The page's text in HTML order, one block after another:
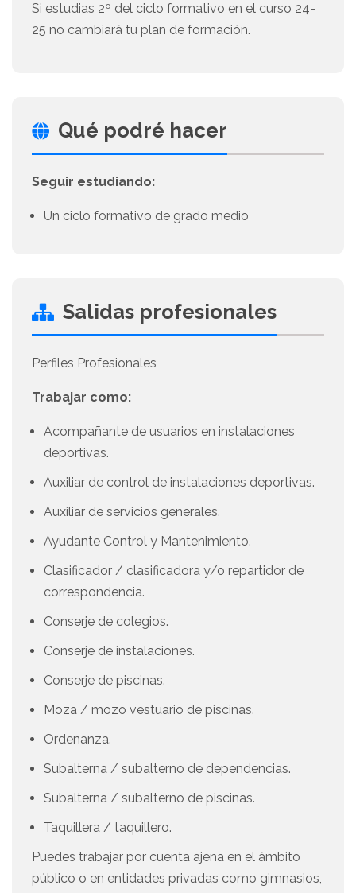
Si estudias 2º del ciclo formativo en el curso 24-
25 no cambiará tu plan de formación.
Qué podré hacer
Seguir estudiando:
Un ciclo formativo de grado medio
Salidas profesionales
Perfiles Profesionales
Trabajar como:
Acompañante de usuarios en instalaciones
deportivas.
Auxiliar de control de instalaciones deportivas.
Auxiliar de servicios generales.
Ayudante Control y Mantenimiento.
Clasificador / clasificadora y/o repartidor de
correspondencia.
Conserje de colegios.
Conserje de instalaciones.
Conserje de piscinas.
Moza / mozo vestuario de piscinas.
Ordenanza.
Subalterna / subalterno de dependencias.
Subalterna / subalterno de piscinas.
Taquillera / taquillero.
Puedes trabajar por cuenta ajena en el ámbito
público o en entidades privadas como gimnasios,